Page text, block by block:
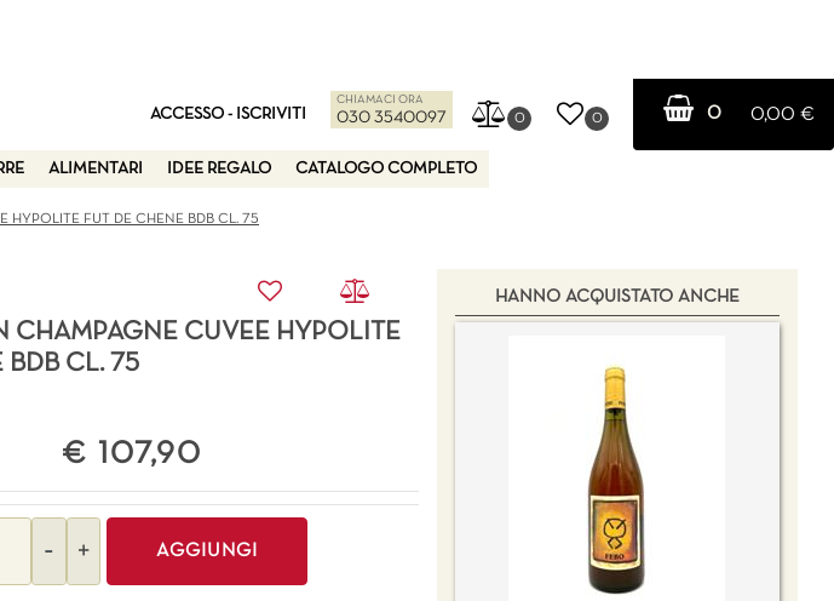
ACCESSO - ISCRIVITI
CHIAMACI ORA
030 3540097 0 0 0 0,00 €
ALIMENTARI IDEE REGALO CATALOGO COMPLETO
HYPOLITE FUT DE CHENE BDB CL. 75
CHAMPAGNE CUVEE HYPOLITE
BDB CL. 75
€ 107,90
AGGIUNGI
HANNO ACQUISTATO ANCHE